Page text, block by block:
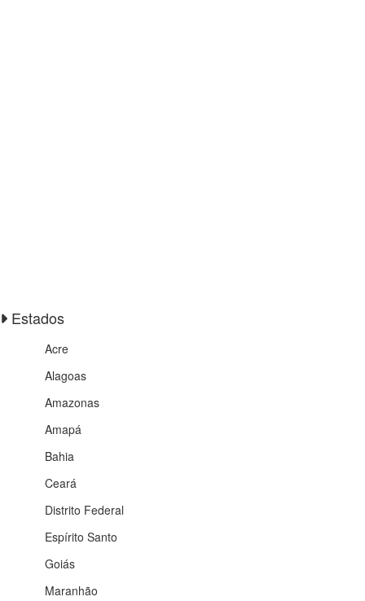
Estados
Acre
Alagoas
Amazonas
Amapá
Bahia
Ceará
Distrito Federal
Espírito Santo
Goiás
Maranhão